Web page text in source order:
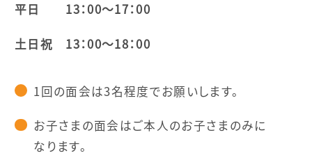
平日 13：00～17：00
土日祝 13：00～18：00
1回の面会は3名程度でお願いします。
お子さまの面会はご本人のお子さまのみに
なります。